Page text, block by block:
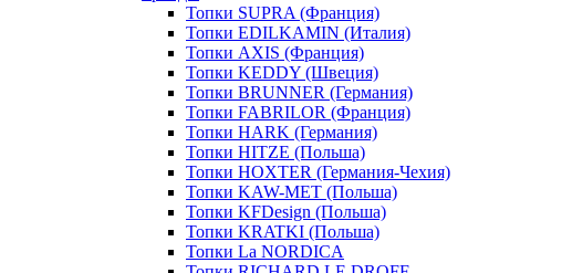
Топки SUPRA (Франция)
Топки EDILKAMIN (Италия)
Топки AXIS (Франция)
Топки KEDDY (Швеция)
Топки BRUNNER (Германия)
Топки FABRILOR (Франция)
Топки HARK (Германия)
Топки HITZE (Польша)
Топки HOXTER (Германия-Чехия)
Топки KAW-MET (Польша)
Топки KFDesign (Польша)
Топки KRATKI (Польша)
Топки La NORDICA